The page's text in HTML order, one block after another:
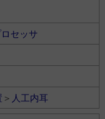
セッサ
＞ 人工内耳